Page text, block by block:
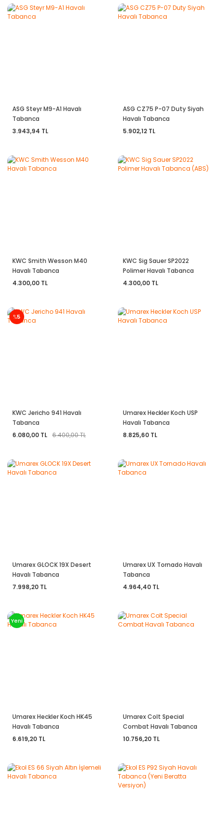
ASG Steyr M9-A1 Havalı
Tabanca
3.943,94 TL
ASG CZ75 P-07 Duty Siyah
Havalı Tabanca
5.902,12 TL
KWC Smith Wesson M40
Havalı Tabanca
4.300,00 TL
KWC Sig Sauer SP2022
Polimer Havalı Tabanca
(ABS)
4.300,00 TL
%5
KWC Jericho 941 Havalı
Tabanca
6.080,00 TL 6.400,00 TL
Umarex Heckler Koch USP
Havalı Tabanca
8.825,60 TL
Umarex GLOCK 19X Desert
Havalı Tabanca
7.998,20 TL
Umarex UX Tornado Havalı
Tabanca
4.964,40 TL
Yeni
Umarex Heckler Koch HK45
Havalı Tabanca
6.619,20 TL
Umarex Colt Special
Combat Havalı Tabanca
10.756,20 TL